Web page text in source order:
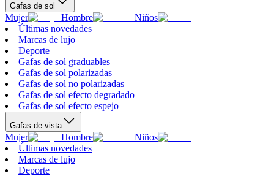
Gafas de sol
Mujer Hombre
Niños
Últimas novedades
Marcas de lujo
Deporte
Gafas de sol graduables
Gafas de sol polarizadas
Gafas de sol no polarizadas
Gafas de sol efecto degradado
Gafas de sol efecto espejo
Gafas de vista
Mujer Hombre
Niños
Últimas novedades
Marcas de lujo
Deporte